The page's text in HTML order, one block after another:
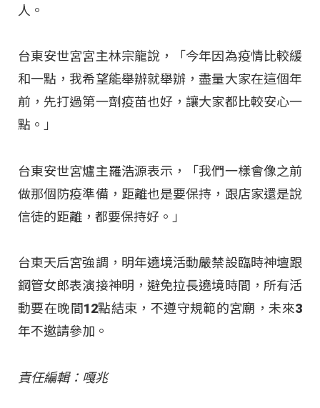
人。
台東安世宮宮主林宗龍說，「今年因為疫情比較緩
和一點，我希望能舉辦就舉辦，盡量大家在這個年
前，先打過第一劑疫苗也好，讓大家都比較安心一
點。」
台東安世宮爐主羅浩源表示，「我們一樣會像之前
做那個防疫準備，距離也是要保持，跟店家還是說
信徒的距離，都要保持好。」
台東天后宮強調，明年遶境活動嚴禁設臨時神壇跟
鋼管女郎表演接神明，避免拉長遶境時間，所有活
動要在晚間12點結束，不遵守規範的宮廟，未來3
年不邀請參加。
責任編輯：嘎兆